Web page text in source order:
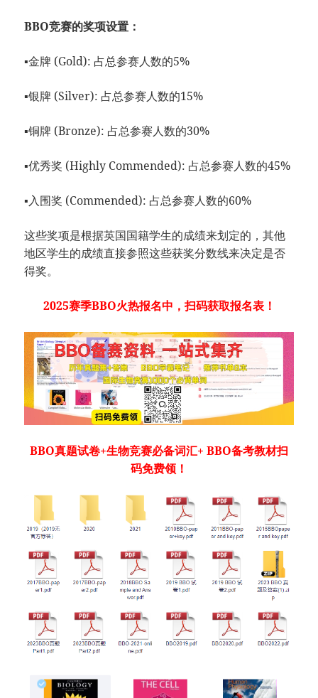
BBO竞赛的奖项设置：
▪金牌 (Gold): 占总参赛人数的5%
▪银牌 (Silver): 占总参赛人数的15%
▪铜牌 (Bronze): 占总参赛人数的30%
▪优秀奖 (Highly Commended): 占总参赛人数的45%
▪入围奖 (Commended): 占总参赛人数的60%
这些奖项是根据英国国籍学生的成绩来划定的，其他
地区学生的成绩直接参照这些获奖分数线来决定是否
得奖。
2025赛季BBO火热报名中，扫码获取报名表！
BBO真题试卷+生物竞赛必备词汇+ BBO备考教材扫
码免费领！